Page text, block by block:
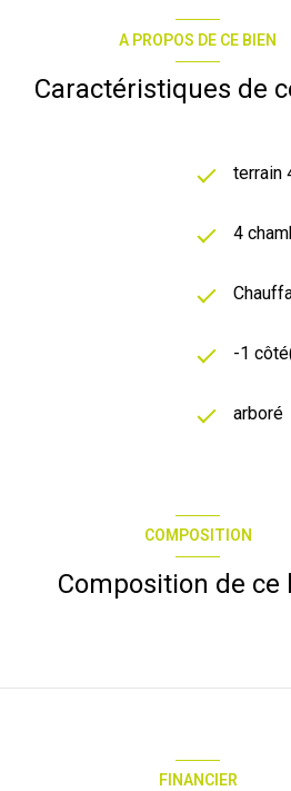
A PROPOS DE CE BIEN
Caractéristiques de
terrain
4
-1
arboré
COMPOSITION
Composition de ce
FINANCIER